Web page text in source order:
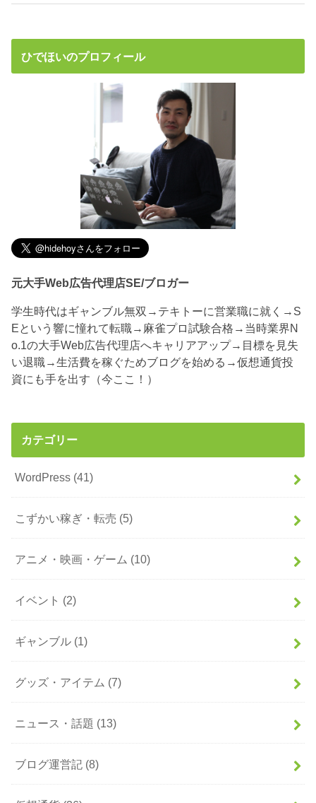
ひでほいのプロフィール
元大手Web広告代理店SE/ブロガー
学生時代はギャンブル無双→テキトーに営業職に就く→S
Eという響に憧れて転職→麻雀プロ試験合格→当時業界N
o.1の大手Web広告代理店へキャリアアップ→目標を見失
い退職→生活費を稼ぐためブログを始める→仮想通貨投
資にも手を出す（今ここ！）
カテゴリー
WordPress (41)
こずかい稼ぎ・転売 (5)
アニメ・映画・ゲーム (10)
イベント (2)
ギャンブル (1)
グッズ・アイテム (7)
ニュース・話題 (13)
ブログ運営記 (8)